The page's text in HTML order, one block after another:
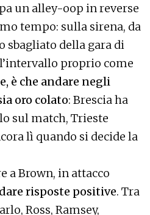
un alley-oop in reverse
tempo: sulla sirena, da
sbagliato della gara di
proprio come
è che andare negli
oro colato: Brescia ha
sul match, Trieste
lì quando si decide la
a Brown, in attacco
risposte positive. Tra
Ross, Ramsey,